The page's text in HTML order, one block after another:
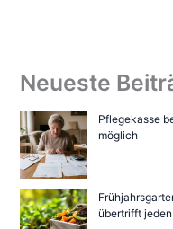
Neueste
Pflegekasse
möglich
übertrifft